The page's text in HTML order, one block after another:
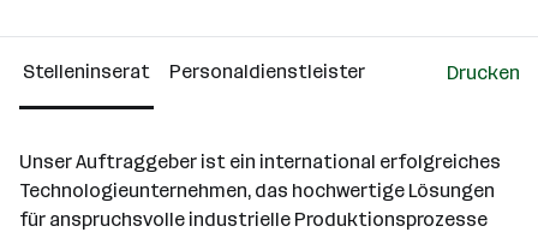
Über das Unternehmen
Wien
Stelleninserat Personaldienstleister Drucken
Unser Auftraggeber ist ein international erfolgreiches
Technologieunternehmen, das hochwertige Lösungen
für anspruchsvolle industrielle Produktionsprozesse